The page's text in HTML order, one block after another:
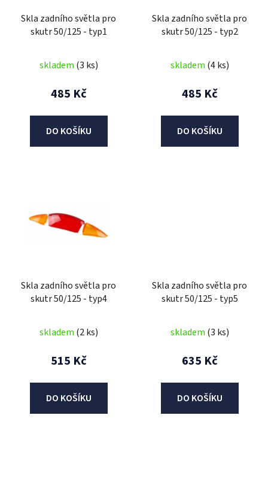
Skla zadního světla pro
skutr 50/125 - typ1
skladem (3 ks)
485 Kč
DO KOŠÍKU
Skla zadního světla pro
skutr 50/125 - typ2
skladem (4 ks)
485 Kč
DO KOŠÍKU
Skla zadního světla pro
skutr 50/125 - typ4
skladem (2 ks)
515 Kč
DO KOŠÍKU
Skla zadního světla pro
skutr 50/125 - typ5
skladem (3 ks)
635 Kč
DO KOŠÍKU